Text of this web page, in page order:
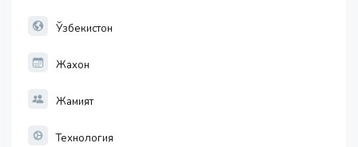
Ўзбекистон
Жахон
Жамият
Технология